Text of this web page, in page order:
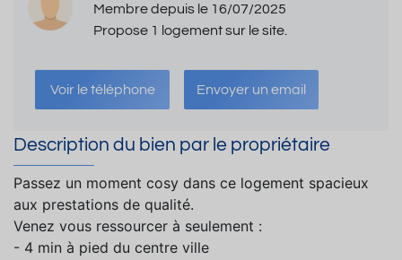
Membre depuis le 16/07/2025
Propose 1 logement sur le site.
Voir le téléphone Envoyer un email
Description du bien par le propriétaire
Passez un moment cosy dans ce logement spacieux
aux prestations de qualité.
Venez vous ressourcer à seulement :
- 4 min à pied du centre ville